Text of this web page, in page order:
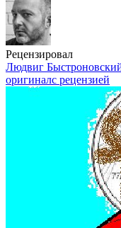
Рецензировал
Людвиг
оригиналс рецензией